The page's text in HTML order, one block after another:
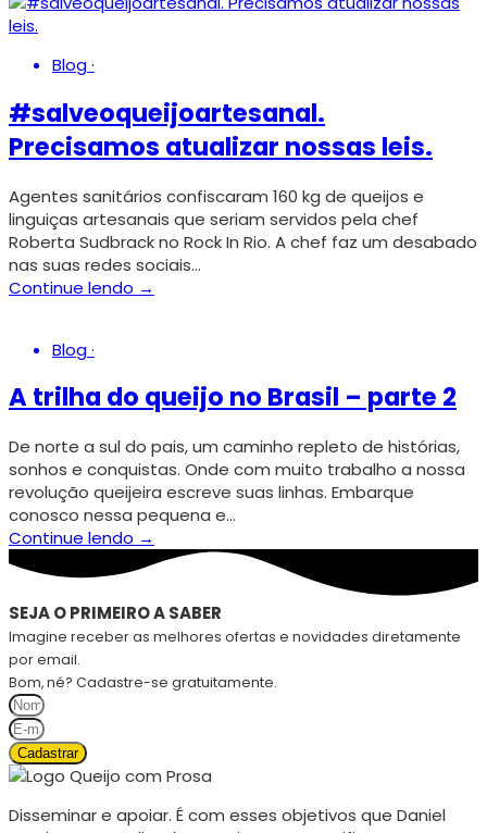
Blog·
#salveoqueijoartesanal.
Precisamos atualizar nossas leis.
Agentes sanitários confiscaram 160 kg de queijos e
linguiças artesanais que seriam servidos pela chef
Roberta Sudbrack no Rock In Rio. A chef faz um desabado
nas suas redes sociais…
Continue lendo →
Blog·
A trilha do queijo no Brasil – parte 2
De norte a sul do pais, um caminho repleto de histórias,
sonhos e conquistas. Onde com muito trabalho a nossa
revolução queijeira escreve suas linhas. Embarque
conosco nessa pequena e…
Continue lendo →
SEJA O PRIMEIRO A SABER
Imagine receber as melhores ofertas e novidades diretamente
por email.
Bom, né? Cadastre-se gratuitamente.
Cadastrar
Disseminar e apoiar. É com esses objetivos que Daniel